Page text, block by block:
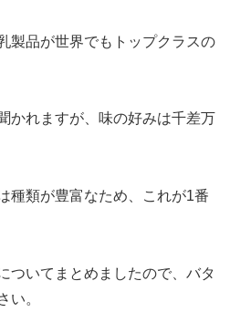
製品が世界でもトップクラスの
かれますが、味の好みは千差万
種類が豊富なため、これが1番
ついてまとめましたので、バタ
い。